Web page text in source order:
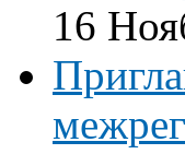
16